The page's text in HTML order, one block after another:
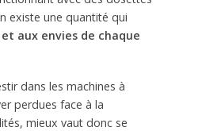
existe une quantité qui
aux envies de chaque
dans les machines à
perdues face à la
mieux vaut donc se